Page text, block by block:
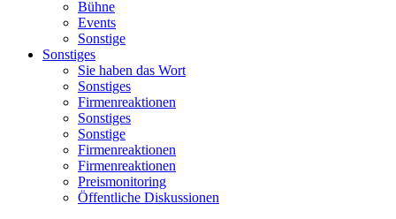
Bühne
Events
Sonstige
Sonstiges
Sie haben das Wort
Sonstiges
Firmenreaktionen
Sonstiges
Sonstige
Firmenreaktionen
Firmenreaktionen
Preismonitoring
Öffentliche Diskussionen